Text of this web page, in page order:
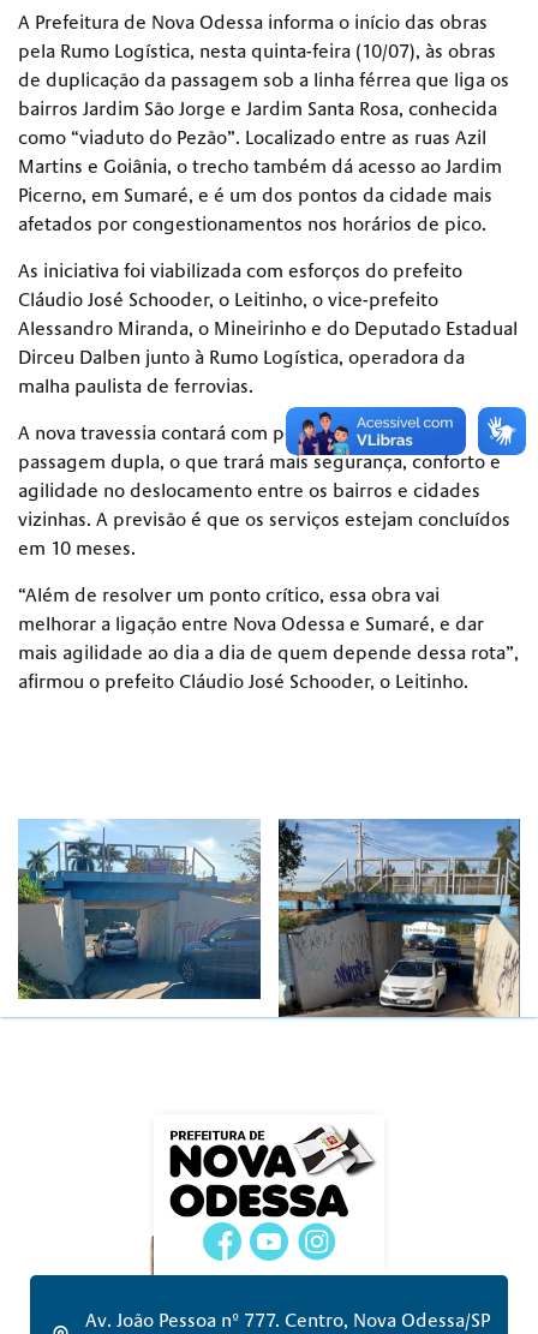
A Prefeitura de Nova Odessa informa o início das obras
pela Rumo Logística, nesta quinta-feira (10/07), às obras
de duplicação da passagem sob a linha férrea que liga os
bairros Jardim São Jorge e Jardim Santa Rosa, conhecida
como “viaduto do Pezão”. Localizado entre as ruas Azil
Martins e Goiânia, o trecho também dá acesso ao Jardim
Picerno, em Sumaré, e é um dos pontos da cidade mais
afetados por congestionamentos nos horários de pico.
As iniciativa foi viabilizada com esforços do prefeito
Cláudio José Schooder, o Leitinho, o vice-prefeito
Alessandro Miranda, o Mineirinho e do Deputado Estadual
Dirceu Dalben junto à Rumo Logística, operadora da
malha paulista de ferrovias.
A nova travessia contará com pontilhão iluminado e
passagem dupla, o que trará mais segurança, conforto e
agilidade no deslocamento entre os bairros e cidades
vizinhas. A previsão é que os serviços estejam concluídos
em 10 meses.
“Além de resolver um ponto crítico, essa obra vai
melhorar a ligação entre Nova Odessa e Sumaré, e dar
mais agilidade ao dia a dia de quem depende dessa rota”,
afirmou o prefeito Cláudio José Schooder, o Leitinho.
Av. João Pessoa nº 777. Centro, Nova Odessa/SP